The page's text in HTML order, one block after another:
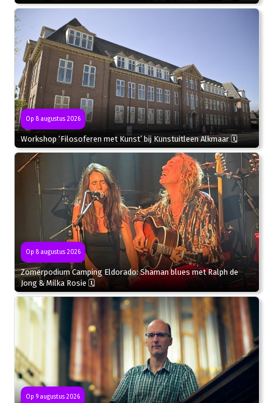
Op 8 augustus 2026
Workshop ‘Filosoferen met Kunst’ bij Kunstuitleen Alkmaar 🗓
Op 8 augustus 2026
Zomerpodium Camping Eldorado: Shaman blues met Ralph de
Jong & Milka Rosie 🗓
Op 9 augustus 2026